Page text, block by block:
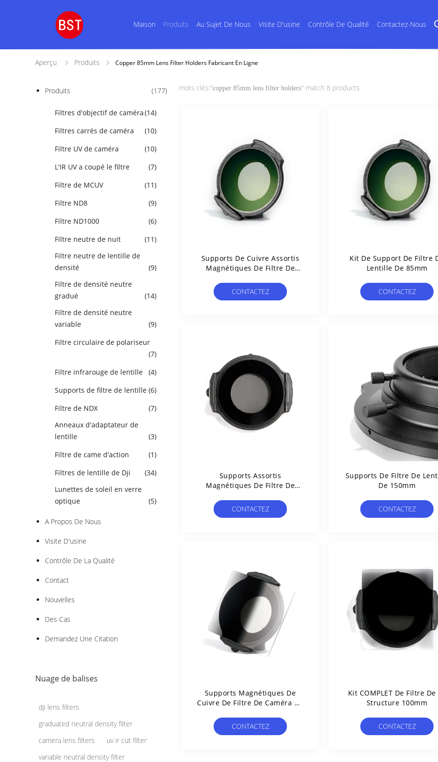
Maison Produits Au Sujet De Nous Visite D'usine Contrôle De Qualité Contactez-Nous
Aperçu Produits Copper 85mm Lens Filter Holders Fabricant En Ligne
Produits (177)
Filtres d'objectif de caméra(14)
Filtres carrés de caméra
(10)
Filtre UV de caméra
(10)
L'IR UV a coupé le filtre
(7)
Filtre de MCUV
(11)
Filtre ND8
(9)
Filtre ND1000
(6)
Filtre neutre de nuit
(11)
Filtre neutre de lentille de
densité
(9)
Filtre de densité neutre
gradué
(14)
Filtre de densité neutre
variable
(9)
Filtre circulaire de polariseur
(7)
Filtre infrarouge de lentille
(4)
Supports de filtre de lentille (6)
Filtre de NDX
(7)
Anneaux d'adaptateur de
lentille
(3)
Filtre de came d'action
(1)
Filtres de lentille de Dji
(34)
Lunettes de soleil en verre
optique
(5)
A Propos De Nous
Visite D'usine
Contrôle De La Qualité
Contact
Nouvelles
Des Cas
Demandez Une Citation
Nuage de balises
dji lens filters
graduated neutral density filter
camera lens filters
uv ir cut filter
variable neutral density filter
mots clés:"copper 85mm lens filter holders" match 8 products
Supports De Cuivre Assortis
Magnétiques De Filtre De
CONTACTEZ
Kit De Support De Filtre
Lentille De 85mm
CONTACTEZ
Supports Assortis
Magnétiques De Filtre De
CONTACTEZ
Supports De Filtre De
De 150mm
CONTACTEZ
Supports Magnétiques De
Cuivre De Filtre De Caméra De
CONTACTEZ
Kit COMPLET De Filtre De
Structure 100mm
CONTACTEZ